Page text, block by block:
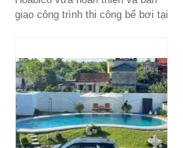
giao công trình thi công bể bơi tại